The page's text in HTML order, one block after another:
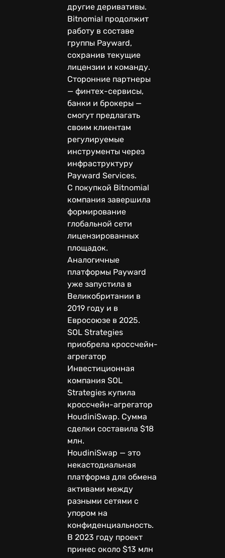
другие деривативы.
Bitnomial продолжит
работу в составе
группы Payward,
сохранив текущие
лицензии и команду.
Сторонние партнеры
— финтех-сервисы,
банки и брокеры —
смогут предлагать
своим клиентам
регулируемые
инструменты через
инфраструктуру
Payward Services.
С покупкой Bitnomial
компания завершила
формирование
глобальной сети
лицензированных
площадок.
Аналогичные
платформы Payward
уже запустила в
Великобритании в
2019 году и в
Евросоюзе в 2025.
SOL Strategies
приобрела кроссчейн-
агрегатор
Инвестиционная
компания SOL
Strategies купила
кроссчейн-агрегатор
HoudiniSwap. Сумма
сделки составила $18
млн.
HoudiniSwap — это
некастодиальная
платформа для обмена
активами между
разными сетями с
упором на
конфиденциальность.
В 2023 году проект
принес около $13 млн